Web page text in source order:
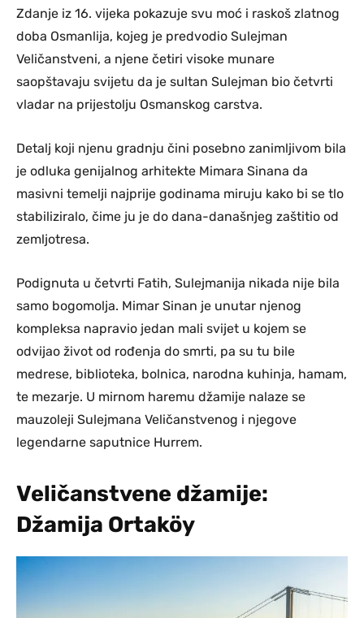
Zdanje iz 16. vijeka pokazuje svu moć i raskoš zlatnog
doba Osmanlija, kojeg je predvodio Sulejman
Veličanstveni, a njene četiri visoke munare
saopštavaju svijetu da je sultan Sulejman bio četvrti
vladar na prijestolju Osmanskog carstva.
Detalj koji njenu gradnju čini posebno zanimljivom bila
je odluka genijalnog arhitekte Mimara Sinana da
masivni temelji najprije godinama miruju kako bi se tlo
stabiliziralo, čime ju je do dana-današnjeg zaštitio od
zemljotresa.
Podignuta u četvrti Fatih, Sulejmanija nikada nije bila
samo bogomolja. Mimar Sinan je unutar njenog
kompleksa napravio jedan mali svijet u kojem se
odvijao život od rođenja do smrti, pa su tu bile
medrese, biblioteka, bolnica, narodna kuhinja, hamam,
te mezarje. U mirnom haremu džamije nalaze se
mauzoleji Sulejmana Veličanstvenog i njegove
legendarne saputnice Hurrem.
Veličanstvene džamije:
Džamija Ortaköy